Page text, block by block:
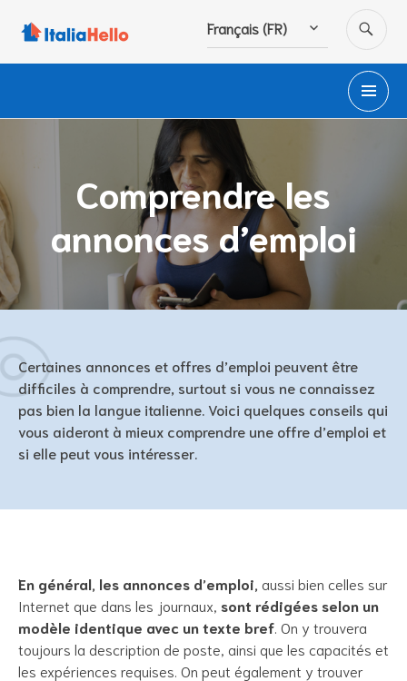
Français (FR)
Comprendre les
annonces d’emploi
Certaines annonces et offres d’emploi peuvent être
difficiles à comprendre, surtout si vous ne connaissez
pas bien la langue italienne. Voici quelques conseils qui
vous aideront à mieux comprendre une offre d’emploi et
si elle peut vous intéresser.
En général, les annonces d’emploi, aussi bien celles sur
Internet que dans les journaux, sont rédigées selon un
modèle identique avec un texte bref . On y trouvera
toujours la description de poste, ainsi que les capacités et
les expériences requises. On peut également y trouver